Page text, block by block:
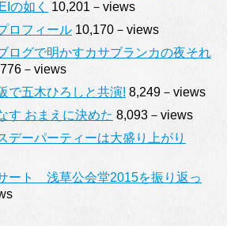
の如く
10,201－views
ロフィール 10,170－views
ログで明かすカサブランカの夜それ
－views
五木ひろしと共演! 8,249－views
す おまえに決めた 8,093－views
デーパーティーは大盛り上がり
ート 浅草公会堂2015を振り返っ